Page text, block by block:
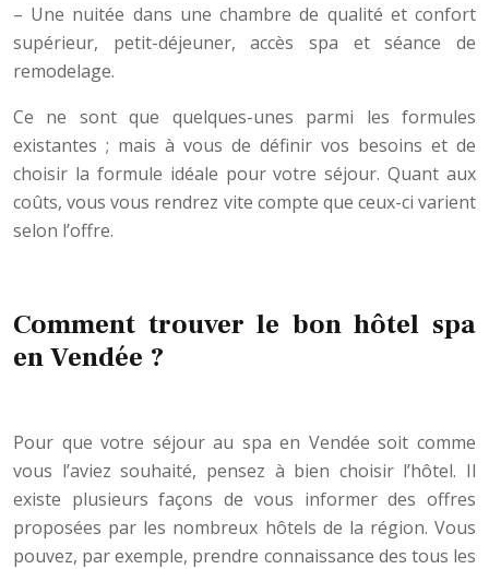
– Une nuitée dans une chambre de qualité et confort
supérieur, petit-déjeuner, accès spa et séance de
remodelage.
Ce ne sont que quelques-unes parmi les formules
existantes ; mais à vous de définir vos besoins et de
choisir la formule idéale pour votre séjour. Quant aux
coûts, vous vous rendrez vite compte que ceux-ci varient
selon l’offre.
Comment trouver le bon hôtel spa
en Vendée ?
Pour que votre séjour au spa en Vendée soit comme
vous l’aviez souhaité, pensez à bien choisir l’hôtel. Il
existe plusieurs façons de vous informer des offres
proposées par les nombreux hôtels de la région. Vous
pouvez, par exemple, prendre connaissance des tous les